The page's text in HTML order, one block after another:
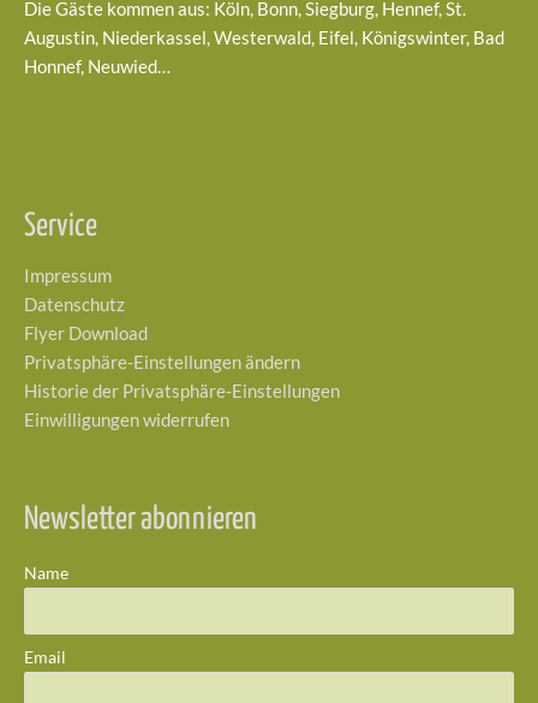
Die Gäste kommen aus: Köln, Bonn, Siegburg, Hennef, St.
Augustin, Niederkassel, Westerwald, Eifel, Königswinter, Bad
Honnef, Neuwied…
Service
Impressum
Datenschutz
Flyer Download
Privatsphäre-Einstellungen ändern
Historie der Privatsphäre-Einstellungen
Einwilligungen widerrufen
Newsletter abonnieren
Name
Email